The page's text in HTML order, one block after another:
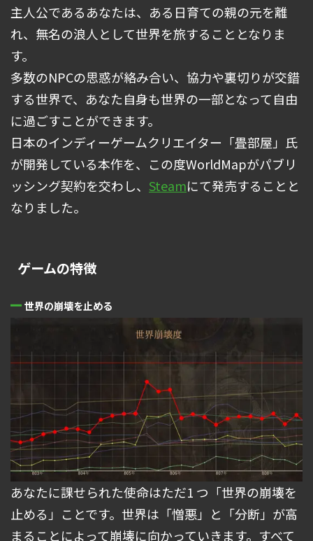
主人公であるあなたは、ある日育ての親の元を離
れ、無名の浪人として世界を旅することとなりま
す。
多数のNPCの思惑が絡み合い、協力や裏切りが交錯
する世界で、あなた自身も世界の一部となって自由
に過ごすことができます。
日本のインディーゲームクリエイター「畳部屋」氏
が開発している本作を、この度WorldMapがパブリ
ッシング契約を交わし、 Steamにて発売することと
なりました。
ゲームの特徴
世界の崩壊を止める
あなたに課せられた使命はただ1 つ「世界の崩壊を
止める」ことです。世界は「憎悪」と「分断」が高
まることによって崩壊に向かっていきます。すべて